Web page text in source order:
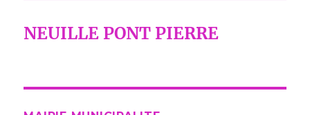
NEUILLE PONT PIERRE